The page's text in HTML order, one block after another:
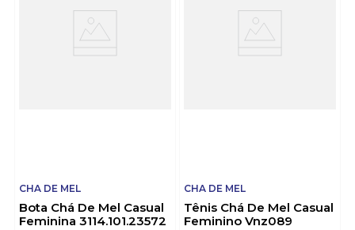
CHA DE MEL
Bota Chá De Mel Casual
Feminina 3114.101.23572
CHA DE MEL
Tênis Chá De Mel Casual
Feminino Vnz089